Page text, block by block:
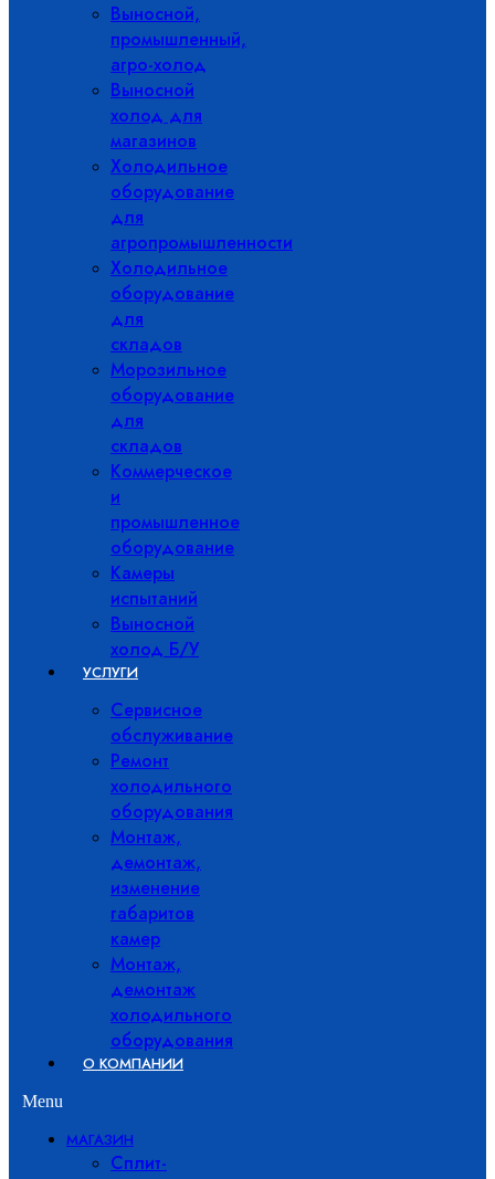
Выносной,
промышленный,
агро-холод
Выносной
холод для
магазинов
Холодильное
оборудование
для
агропромышленности
Холодильное
оборудование
для
складов
Морозильное
оборудование
для
складов
Коммерческое
и
промышленное
оборудование
Камеры
испытаний
Выносной
холод Б/У
УСЛУГИ
Сервисное
обслуживание
Ремонт
холодильного
оборудования
Монтаж,
демонтаж,
изменение
габаритов
камер
Монтаж,
демонтаж
холодильного
оборудования
О КОМПАНИИ
Menu
МАГАЗИН
Сплит-